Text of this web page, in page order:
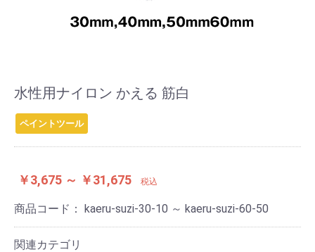
水性用ナイロン かえる 筋白
ペイントツール
￥3,675 ～ ￥31,675 税込
商品コード： kaeru-suzi-30-10 ～ kaeru-suzi-60-50
関連カテゴリ